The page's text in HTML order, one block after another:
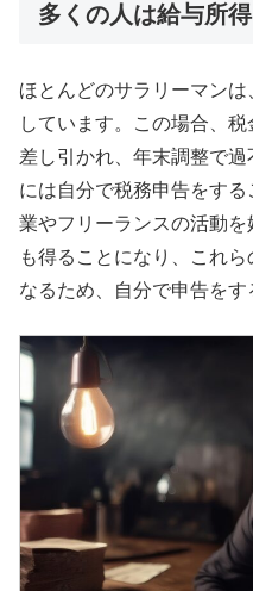
多くの人は給与所
ほとんどのサラリーマン
しています。この場合、
差し引かれ、年末調整で
には自分で税務申告をす
業やフリーランスの活動
も得ることになり、これ
なるため、自分で申告をす